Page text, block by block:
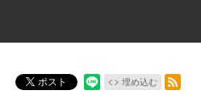
ポスト 埋め込む